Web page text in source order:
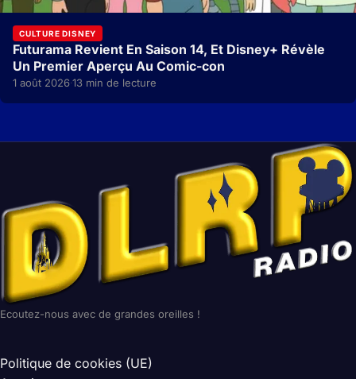
CULTURE DISNEY
Futurama Revient En Saison 14, Et Disney+ Révèle
Un Premier Aperçu Au Comic-con
1 août 2026·13 min de lecture
Ecoutez-nous avec de grandes oreilles !
Politique de cookies (UE)